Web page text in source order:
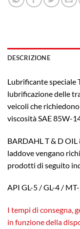
DESCRIZIONE
Lubrificante speciale
lubrificazione delle
veicoli che
viscosità SAE 85W-
BARDAHL T & D
laddove vengano
prodotti di seguito
API GL-5 / GL-4 /
I tempi di consegna,
in funzione della